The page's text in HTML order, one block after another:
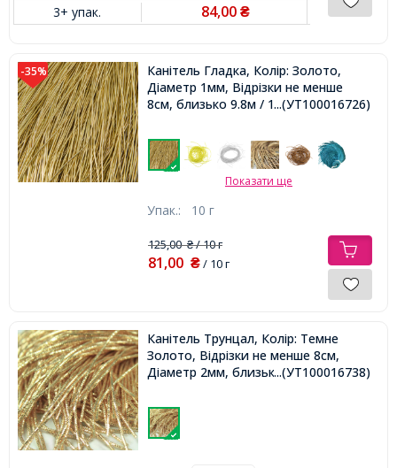
3+ упак. 84,00₴
-35%
Канітель Гладка, Колір: Золото,
Діаметр 1мм, Відрізки не менше
8см, близько 9.8м / 10г,...(УТ100016726)
Показати ще
Упак.: 10 г
125,00₴/ 10 г
81,00 ₴/ 10 г
Канітель Трунцал, Колір: Темне
Золото, Відрізки не менше 8см,
Діаметр 2мм, близько 3.5м / 10г,
...(УТ100016738)